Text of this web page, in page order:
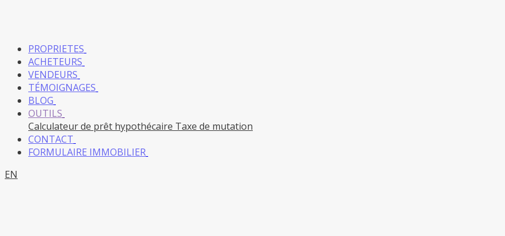
PROPRIETES
ACHETEURS
VENDEURS
TÉMOIGNAGES
BLOG
OUTILS
Calculateur de prêt hypothécaire Taxe de mutation
CONTACT
FORMULAIRE IMMOBILIER
EN